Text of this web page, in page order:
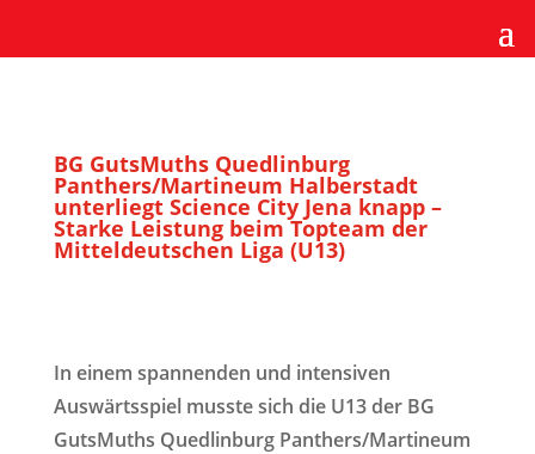
BG GutsMuths Quedlinburg
Panthers/Martineum Halberstadt
unterliegt Science City Jena knapp –
Starke Leistung beim Topteam der
Mitteldeutschen Liga (U13)
In einem spannenden und intensiven
Auswärtsspiel musste sich die U13 der BG
GutsMuths Quedlinburg Panthers/Martineum